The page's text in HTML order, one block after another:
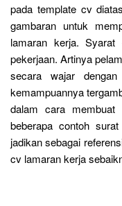
pada template cv
gambaran untuk
lamaran kerja.
pekerjaan. Artinya
secara wajar
kemampuannya
dalam cara
beberapa contoh
jadikan sebagai
cv lamaran kerja